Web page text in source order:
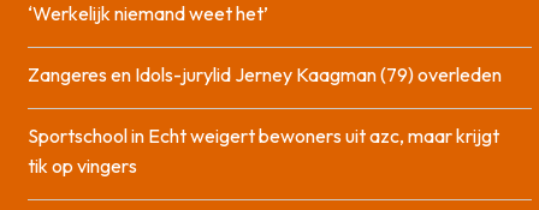
‘Werkelijk niemand weet het’
Zangeres en Idols-jurylid Jerney Kaagman (79) overleden
Sportschool in Echt weigert bewoners uit azc, maar krijgt
tik op vingers